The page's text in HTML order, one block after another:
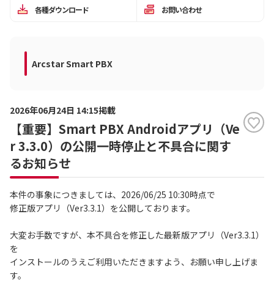
OCNのお客さまはこちら
工事・故障情報通知サー
各種ダウンロード お問い合わせ
Arcstar Smart PBX
2026年06月24日 14:15掲載
【重要】Smart PBX Androidアプリ（Ve
r 3.3.0）の公開一時停止と不具合に関す
るお知らせ
本件の事象につきましては、2026/06/25 10:30時点で
修正版アプリ（Ver3.3.1）を公開しております。
大変お手数ですが、本不具合を修正した最新版アプリ（Ver3.3.1）
を
インストールのうえご利用いただきますよう、お願い申し上げま
す。